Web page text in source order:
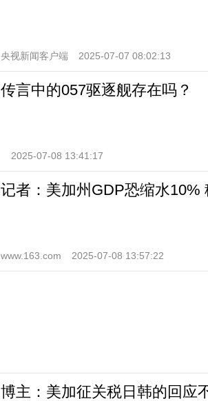
央视新闻客户端 2025-07-07 08:02:13
传言中的057驱逐舰存在吗？
2025-07-08 13:41:17
记者：美加州GDP恐缩水10%
www.163.com 2025-07-08 13:57:22
博主：美加征关税日韩的回应